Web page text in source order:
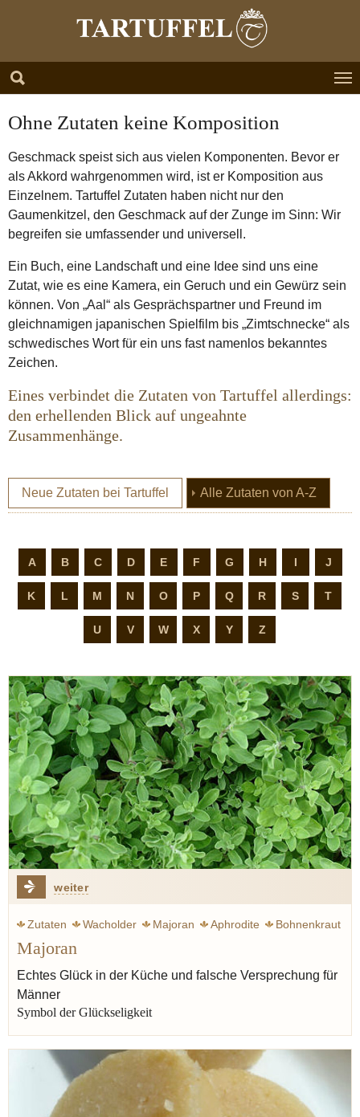
Ohne Zutaten keine Komposition
Geschmack speist sich aus vielen Komponenten. Bevor er
als Akkord wahrgenommen wird, ist er Komposition aus
Einzelnem. Tartuffel Zutaten haben nicht nur den
Gaumenkitzel, den Geschmack auf der Zunge im Sinn: Wir
begreifen sie umfassender und universell.
Ein Buch, eine Landschaft und eine Idee sind uns eine
Zutat, wie es eine Kamera, ein Geruch und ein Gewürz sein
können. Von „Aal“ als Gesprächspartner und Freund im
gleichnamigen japanischen Spielfilm bis „Zimtschnecke“ als
schwedisches Wort für ein uns fast namenlos bekanntes
Zeichen.
Eines verbindet die Zutaten von Tartuffel allerdings:
den erhellenden Blick auf ungeahnte
Zusammenhänge.
Neue Zutaten bei Tartuffel Alle Zutaten von A-Z
A B C D E F G H I J
K L M N O P Q R S T
U V W X Y Z
weiter
Zutaten Wacholder Majoran Aphrodite
Bohnenkraut
Thymian
Oregano
Liebe
Majoran
Echtes Glück in der Küche und falsche Versprechung für
Männer
Symbol der Glückseligkeit